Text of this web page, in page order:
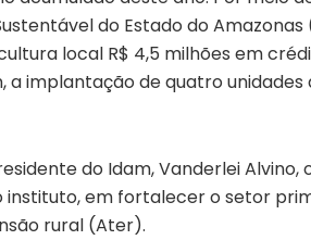
do Estado do
local R$ 4,5 milhões em
a implantação de quatro
do Idam, Vanderlei
instituto, em fortalecer o setor
rural (Ater).